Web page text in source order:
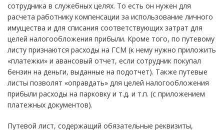
сотрудника в служебных целях. То есть он нужен для
расчета работнику компенсации за использование личного
имущества и для списания соответствующих затрат для
целей налогообложения прибыли. Кроме того, по путевому
листу признаются расходы на ГСМ (к нему нужно приложить
«платежки» и авансовый отчет, если сотрудник покупал
бензин на деньги, выданные на подотчет). Также путевые
листы позволят «оправдать» для целей налогообложения
прибыли расходы на парковку и т.д. и т.п. (с приложением
платежных документов).
Путевой лист, содержащий обязательные реквизиты,